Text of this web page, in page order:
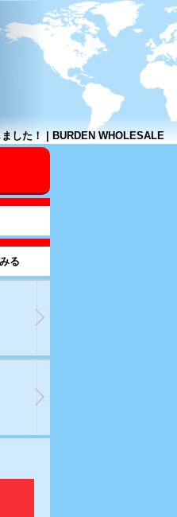
した！ | BURDEN WHOLESALE
る